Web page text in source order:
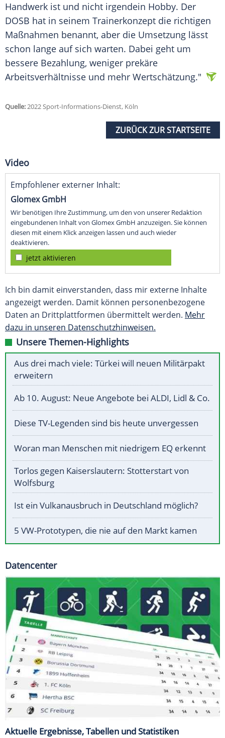
Handwerk ist und nicht irgendein Hobby. Der
DOSB hat in seinem Trainerkonzept die richtigen
Maßnahmen benannt, aber die Umsetzung lässt
schon lange auf sich warten. Dabei geht um
bessere Bezahlung, weniger prekäre
Arbeitsverhältnisse und mehr Wertschätzung."
Quelle:2022 Sport-Informations-Dienst, Köln
ZURÜCK ZUR STARTSEITE
Video
Empfohlener externer Inhalt:
Glomex GmbH
Wir benötigen Ihre Zustimmung, um den von unserer Redaktion
eingebundenen Inhalt von Glomex GmbH anzuzeigen. Sie können
diesen mit einem Klick anzeigen lassen und auch wieder
deaktivieren.
jetzt aktivieren
Ich bin damit einverstanden, dass mir externe Inhalte
angezeigt werden. Damit können personenbezogene
Daten an Drittplattformen übermittelt werden. Mehr
dazu in unseren Datenschutzhinweisen.
Unsere Themen-Highlights
Aus drei mach viele: Türkei will neuen Militärpakt
erweitern
Ab 10. August: Neue Angebote bei ALDI, Lidl & Co.
Diese TV-Legenden sind bis heute unvergessen
Woran man Menschen mit niedrigem EQ erkennt
Torlos gegen Kaiserslautern: Stotterstart von
Wolfsburg
Ist ein Vulkanausbruch in Deutschland möglich?
5 VW-Prototypen, die nie auf den Markt kamen
Datencenter
Aktuelle Ergebnisse, Tabellen und Statistiken